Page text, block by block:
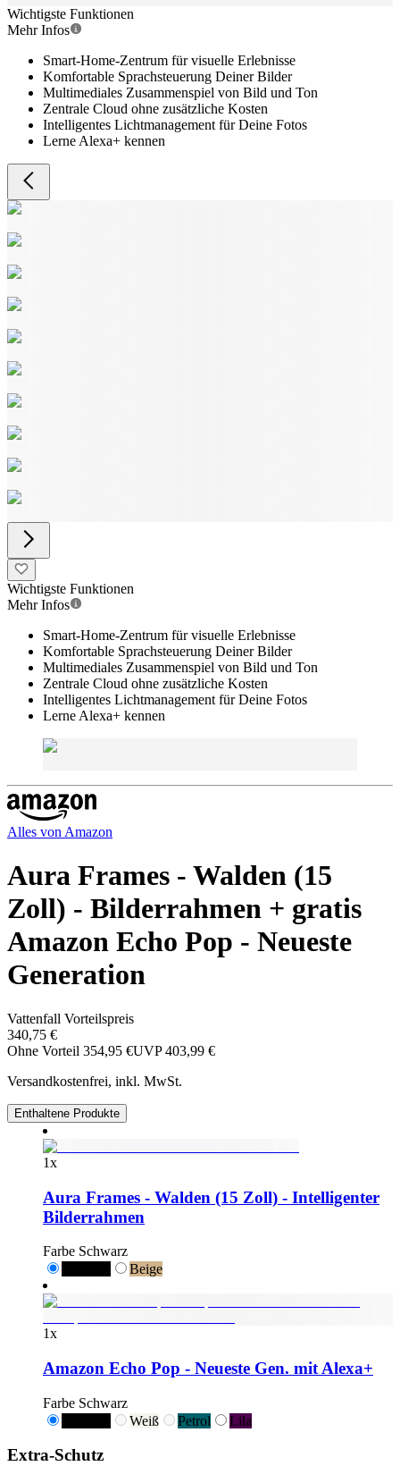
Wichtigste Funktionen
Mehr Infos
Smart-Home-Zentrum für visuelle Erlebnisse
Komfortable Sprachsteuerung Deiner Bilder
Multimediales Zusammenspiel von Bild und Ton
Zentrale Cloud ohne zusätzliche Kosten
Intelligentes Lichtmanagement für Deine Fotos
Lerne Alexa+ kennen
Wichtigste Funktionen
Mehr Infos
Smart-Home-Zentrum für visuelle Erlebnisse
Komfortable Sprachsteuerung Deiner Bilder
Multimediales Zusammenspiel von Bild und Ton
Zentrale Cloud ohne zusätzliche Kosten
Intelligentes Lichtmanagement für Deine Fotos
Lerne Alexa+ kennen
Alles von Amazon
Aura Frames - Walden (15
Zoll) - Bilderrahmen + gratis
Amazon Echo Pop - Neueste
Generation
Vattenfall Vorteilspreis
340,75 €
Ohne Vorteil 354,95 €UVP 403,99 €
Versandkostenfrei, inkl. MwSt.
Enthaltene Produkte
1x
Aura Frames - Walden (15 Zoll) - Intelligenter
Bilderrahmen
Farbe Schwarz
Beige
1x
Amazon Echo Pop - Neueste Gen. mit Alexa+
Farbe Schwarz
Weiß Petrol Lila
Extra-Schutz